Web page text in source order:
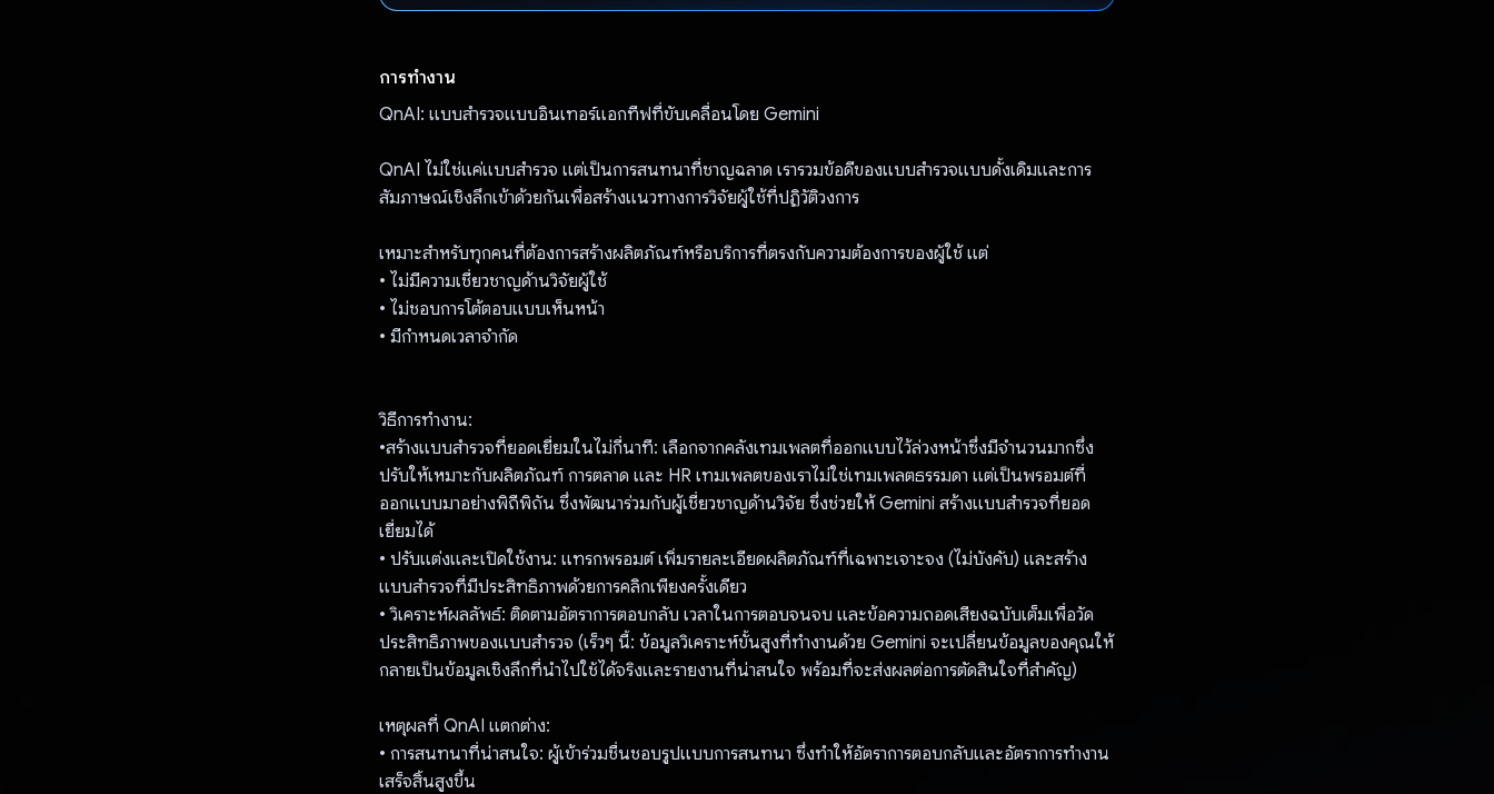
การทำงาน
QnAI: แบบสํารวจแบบอินเทอร์แอกทีฟที่ขับเคลื่อนโดย Gemini
QnAI ไม่ใช่แค่แบบสํารวจ แต่เป็นการสนทนาที่ชาญฉลาด เรารวมข้อดีของแบบสํารวจแบบดั้งเดิมและการ
สัมภาษณ์เชิงลึกเข้าด้วยกันเพื่อสร้างแนวทางการวิจัยผู้ใช้ที่ปฏิวัติวงการ
เหมาะสําหรับทุกคนที่ต้องการสร้างผลิตภัณฑ์หรือบริการที่ตรงกับความต้องการของผู้ใช้ แต่
• ไม่มีความเชี่ยวชาญด้านวิจัยผู้ใช้
• ไม่ชอบการโต้ตอบแบบเห็นหน้า
• มีกําหนดเวลาจํากัด
วิธีการทํางาน:
•สร้างแบบสํารวจที่ยอดเยี่ยมในไม่กี่นาที: เลือกจากคลังเทมเพลตที่ออกแบบไว้ล่วงหน้าซึ่งมีจํานวนมากซึ่ง
ปรับให้เหมาะกับผลิตภัณฑ์ การตลาด และ HR เทมเพลตของเราไม่ใช่เทมเพลตธรรมดา แต่เป็นพรอมต์ที่
ออกแบบมาอย่างพิถีพิถัน ซึ่งพัฒนาร่วมกับผู้เชี่ยวชาญด้านวิจัย ซึ่งช่วยให้ Gemini สร้างแบบสํารวจที่ยอด
เยี่ยมได้
• ปรับแต่งและเปิดใช้งาน: แทรกพรอมต์ เพิ่มรายละเอียดผลิตภัณฑ์ที่เฉพาะเจาะจง (ไม่บังคับ) และสร้าง
แบบสํารวจที่มีประสิทธิภาพด้วยการคลิกเพียงครั้งเดียว
• วิเคราะห์ผลลัพธ์: ติดตามอัตราการตอบกลับ เวลาในการตอบจนจบ และข้อความถอดเสียงฉบับเต็มเพื่อวัด
ประสิทธิภาพของแบบสํารวจ (เร็วๆ นี้: ข้อมูลวิเคราะห์ขั้นสูงที่ทำงานด้วย Gemini จะเปลี่ยนข้อมูลของคุณให้
กลายเป็นข้อมูลเชิงลึกที่นําไปใช้ได้จริงและรายงานที่น่าสนใจ พร้อมที่จะส่งผลต่อการตัดสินใจที่สําคัญ)
เหตุผลที่ QnAI แตกต่าง:
• การสนทนาที่น่าสนใจ: ผู้เข้าร่วมชื่นชอบรูปแบบการสนทนา ซึ่งทําให้อัตราการตอบกลับและอัตราการทํางาน
เสร็จสิ้นสูงขึ้น